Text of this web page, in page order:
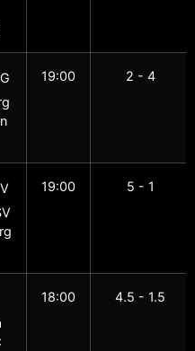
19:00 2 - 4
19:00 5 - 1
18:00 4.5 - 1.5